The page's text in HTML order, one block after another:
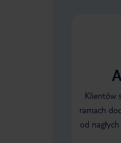
Klientów
ramach
od